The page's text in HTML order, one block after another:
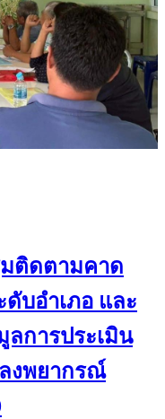
มติดตามคาด
บอำเภอ และ
ลการประเมิน
งพยากรณ์